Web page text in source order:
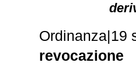
Ordinanza|19
revocazione